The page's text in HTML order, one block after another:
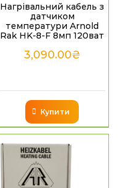
Нагрівальний кабель з
датчиком
температури Arnold
Rak HK-8-F 8мп 120ват
3,090.00₴
Купити